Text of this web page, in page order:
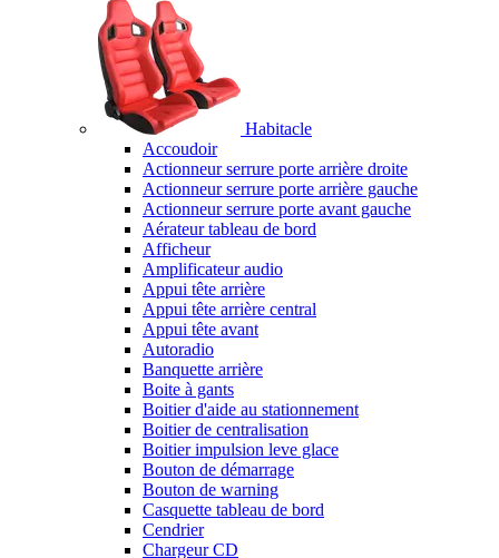
Habitacle
Accoudoir
Actionneur serrure porte arrière droite
Actionneur serrure porte arrière gauche
Actionneur serrure porte avant gauche
Aérateur tableau de bord
Afficheur
Amplificateur audio
Appui tête arrière
Appui tête arrière central
Appui tête avant
Autoradio
Banquette arrière
Boite à gants
Boitier d'aide au stationnement
Boitier de centralisation
Boitier impulsion leve glace
Bouton de démarrage
Bouton de warning
Casquette tableau de bord
Cendrier
Chargeur CD